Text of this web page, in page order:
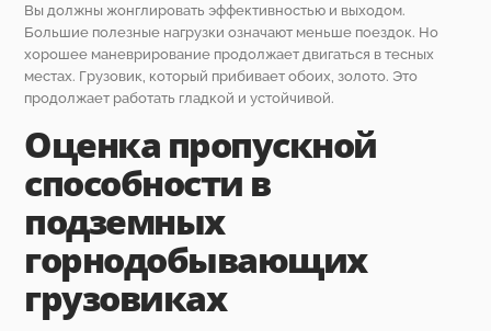
Вы должны жонглировать эффективностью и выходом.
Большие полезные нагрузки означают меньше поездок. Но
хорошее маневрирование продолжает двигаться в тесных
местах. Грузовик, который прибивает обоих, золото. Это
продолжает работать гладкой и устойчивой.
Оценка пропускной
способности в
подземных
горнодобывающих
грузовиках